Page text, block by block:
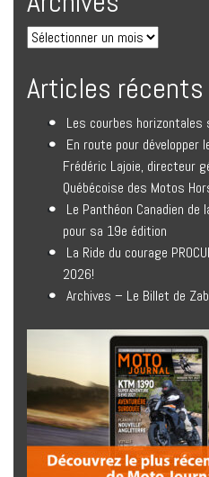
Articles récents
Les courbes horizontales
En route pour développer
Frédéric Lajoie, directeur
Québécoise des Motos
Le Panthéon Canadien
pour sa 19e édition
La Ride du courage
2026!
Archives – Le Billet de